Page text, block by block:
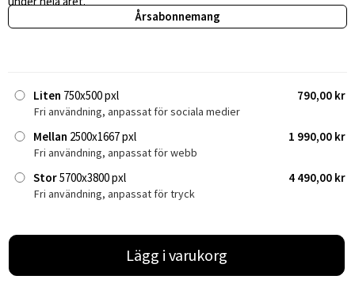
Årsabonnemang
Liten 750x500 pxl 790,00 kr
Fri användning, anpassat för sociala medier
Mellan 2500x1667 pxl 1 990,00 kr
Fri användning, anpassat för webb
Stor5700x3800 pxl 4 490,00 kr
Fri användning, anpassat för tryck
Lägg i varukorg